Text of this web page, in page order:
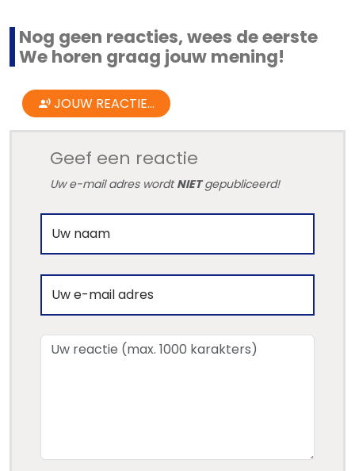
Nog geen reacties, wees de eerste
We horen graag jouw mening!
JOUW REACTIE...
Geef een reactie
Uw e-mail adres wordtNIETgepubliceerd!